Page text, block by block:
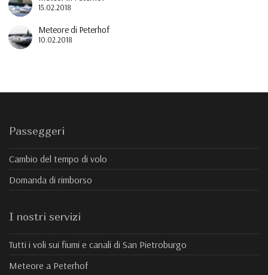
15.02.2018
Meteore di Peterhof
10.02.2018
Passeggeri
Cambio del tempo di volo
Domanda di rimborso
I nostri servizi
Tutti i voli sui fiumi e canali di San Pietroburgo
Meteore a Peterhof